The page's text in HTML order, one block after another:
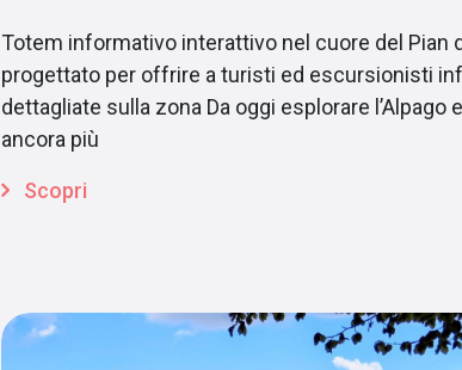
Totem informativo interattivo nel cuore del Pian
progettato per offrire a turisti ed escursionisti
dettagliate sulla zona Da oggi esplorare l’Alpago
ancora più
Scopri